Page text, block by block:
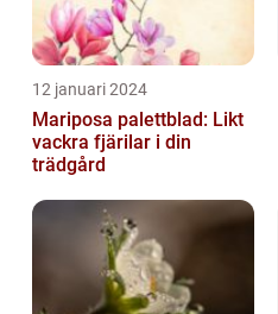
12 januari 2024
Mariposa palettblad: Likt
vackra fjärilar i din
trädgård